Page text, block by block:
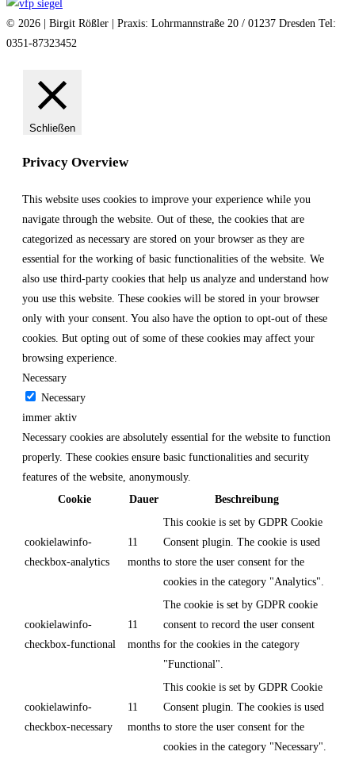
© 2026 | Birgit Rößler | Praxis: Lohrmannstraße 20 / 01237 Dresden Tel:
0351-87323452
Schließen
Privacy Overview
This website uses cookies to improve your experience while you
navigate through the website. Out of these, the cookies that are
categorized as necessary are stored on your browser as they are
essential for the working of basic functionalities of the website. We
also use third-party cookies that help us analyze and understand how
you use this website. These cookies will be stored in your browser
only with your consent. You also have the option to opt-out of these
cookies. But opting out of some of these cookies may affect your
browsing experience.
Necessary
Necessary
immer aktiv
Necessary cookies are absolutely essential for the website to function
properly. These cookies ensure basic functionalities and security
features of the website, anonymously.
Cookie
Dauer Beschreibung
cookielawinfo-
checkbox-analytics
11
months
This cookie is set by GDPR Cookie
Consent plugin. The cookie is used
to store the user consent for the
cookies in the category "Analytics".
cookielawinfo-
checkbox-functional
11
months
The cookie is set by GDPR cookie
consent to record the user consent
for the cookies in the category
"Functional".
cookielawinfo-
checkbox-necessary
11
months
This cookie is set by GDPR Cookie
Consent plugin. The cookies is used
to store the user consent for the
cookies in the category "Necessary".